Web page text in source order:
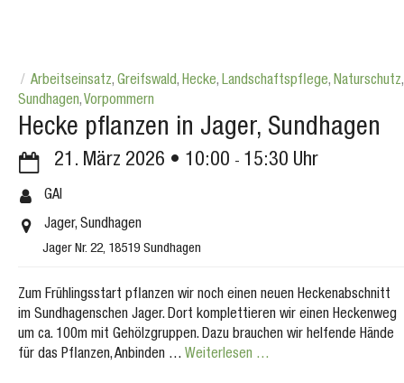
Arbeitseinsatz, Greifswald, Hecke, Landschaftspflege, Naturschutz,
Sundhagen,Vorpommern
Hecke pflanzen in Jager, Sundhagen
21. März 2026 10:00 15:30
GAI
Jager, Sundhagen
Jager Nr. 22, 18519 Sundhagen
Zum Frühlingsstart pflanzen wir noch einen neuen Heckenabschnitt
im Sundhagenschen Jager. Dort komplettieren wir einen Heckenweg
um ca. 100m mit Gehölzgruppen. Dazu brauchen wir helfende Hände
für das Pflanzen, Anbinden … Weiterlesen …